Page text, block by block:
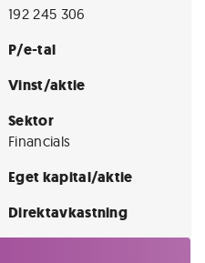
192 245 306
P/e-tal
Vinst/aktie
Sektor
Financials
Eget kapital/aktie
Direktavkastning